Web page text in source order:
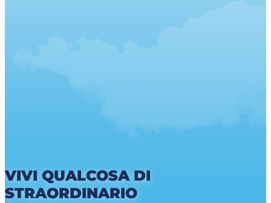
VIVI QUALCOSA DI
STRAORDINARIO